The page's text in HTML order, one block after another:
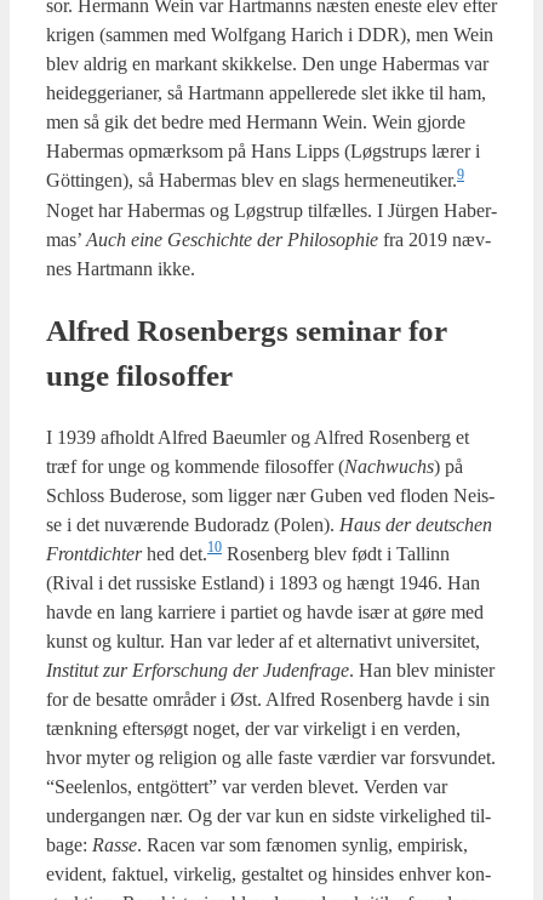
sor. Her­mann Wein var Hart­manns næsten ene­ste elev efter
kri­gen (sam­men med Wol­f­gang Harich i DDR), men Wein
blev aldrig en mar­kant skik­kel­se. Den unge Haber­mas var
hei­deg­ge­ri­a­ner, så Hart­mann appel­le­re­de slet ikke til ham,
men så gik det bed­re med Her­mann Wein. Wein gjor­de
Haber­mas opmærk­som på Hans Lip­ps (Løgstrups lærer i
Göt­tin­gen), så Haber­mas blev en slags hermeneutiker.9
Noget har Haber­mas og Løgstrup til­fæl­les. I Jür­gen Haber­
mas’ Auch eine Ges­chi­ch­te der Phi­los­op­hie fra 2019 næv­
nes Hart­mann ikke.
Alfred Rosen­bergs semi­nar for
unge filo­sof­fer
I 1939 afholdt Alfred Bae­um­ler og Alfred Rosen­berg et
træf for unge og kom­men­de filo­sof­fer (Nachwu­chs) på
Schloss Budero­se, som lig­ger nær Guben ved flo­den Nei­s­
se i det nuvæ­ren­de Budoradz (Polen). Haus der deut­schen
Front­di­ch­terhed det.10 Rosen­berg blev født i Tal­linn
(Rival i det rus­si­ske Est­land) i 1893 og hængt 1946. Han
hav­de en lang kar­ri­e­re i par­ti­et og hav­de især at gøre med
kunst og kul­tur. Han var leder af et alter­na­tivt uni­ver­si­tet,
Insti­tut zur Erfors­chung der Juden­fra­ge. Han blev mini­ster
for de besat­te områ­der i Øst. Alfred Rosen­berg hav­de i sin
tænk­ning efter­søgt noget, der var vir­ke­ligt i en ver­den,
hvor myter og reli­gion og alle faste vær­di­er var for­s­vun­det.
“See­len­los, ent­göt­tert” var ver­den ble­vet. Ver­den var
under­gan­gen nær. Og der var kun en sid­ste vir­ke­lig­hed til­
ba­ge: Ras­se. Racen var som fæno­men syn­lig, empi­risk,
evi­dent, fak­tu­el, vir­ke­lig, gestal­tet og hin­si­des enhver kon­